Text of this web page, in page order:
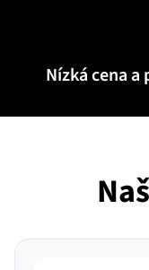
Nízká cena